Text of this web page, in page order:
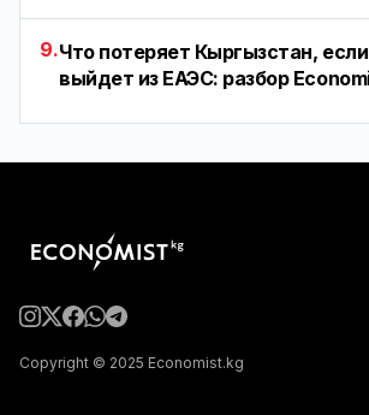
9.Что потеряет Кыргызстан,
выйдет из ЕАЭС: разбор
Copyright © 2025 Economist.kg